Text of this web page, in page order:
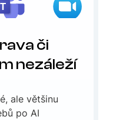
či
nezáleží
ale většinu
po AI